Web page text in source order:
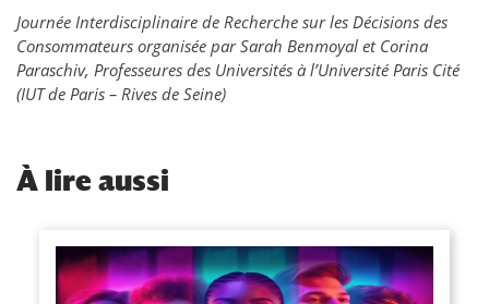
Journée Interdisciplinaire de Recherche sur les Décisions des
Consommateurs organisée par Sarah Benmoyal et Corina
Paraschiv, Professeures des Universités à l’Université Paris Cité
(IUT de Paris – Rives de Seine)
À lire aussi